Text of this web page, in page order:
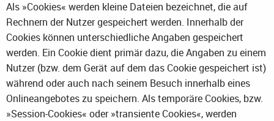
Als »Cookies« werden kleine Dateien bezeichnet, die auf
Rechnern der Nutzer gespeichert werden. Innerhalb der
Cookies können unterschiedliche Angaben gespeichert
werden. Ein Cookie dient primär dazu, die Angaben zu einem
Nutzer (bzw. dem Gerät auf dem das Cookie gespeichert ist)
während oder auch nach seinem Besuch innerhalb eines
Onlineangebotes zu speichern. Als temporäre Cookies, bzw.
»Session-Cookies« oder »transiente Cookies«, werden